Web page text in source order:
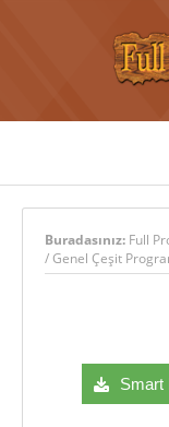
Buradasınız: Full
/Genel Çeşit
Smart